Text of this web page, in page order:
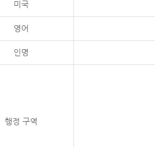
미국
영어
인명
행정 구역